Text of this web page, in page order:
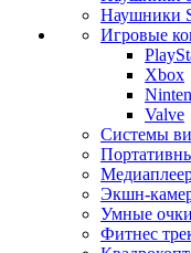
Наушники
Игровые
Xbox
Valve
Системы
Экшн-
Умные
Фитнес